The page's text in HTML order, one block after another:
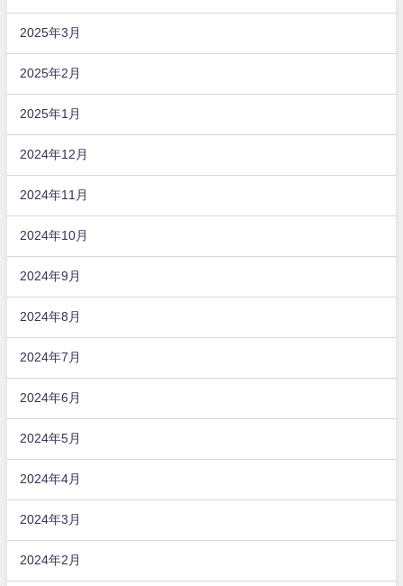
2025年3月
2025年2月
2025年1月
2024年12月
2024年11月
2024年10月
2024年9月
2024年8月
2024年7月
2024年6月
2024年5月
2024年4月
2024年3月
2024年2月